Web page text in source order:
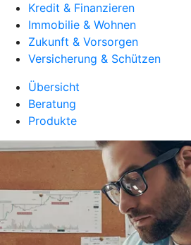
Kredit & Finanzieren
Immobilie & Wohnen
Zukunft & Vorsorgen
Versicherung & Schützen
Übersicht
Beratung
Produkte